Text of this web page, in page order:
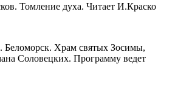
Томление духа. Читает И.Краско
Беломорск. Храм святых Зосимы,
Соловецких. Программу ведет